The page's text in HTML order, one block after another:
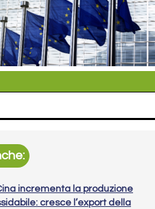
incrementa la produzione
cresce l’export della